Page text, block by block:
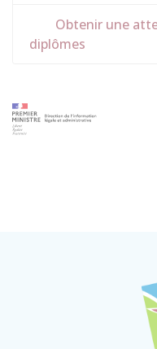
Obtenir une
diplômes